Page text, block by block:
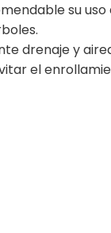
su
drenaje y
el